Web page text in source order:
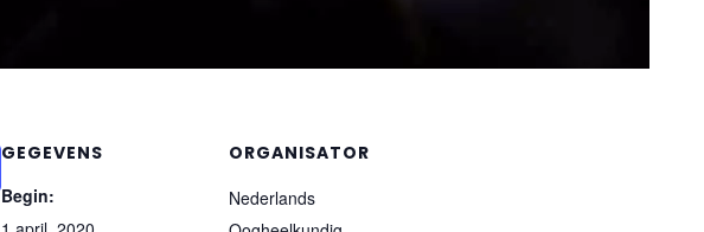
GEGEVENS
Begin:
ORGANISATOR
Nederlands